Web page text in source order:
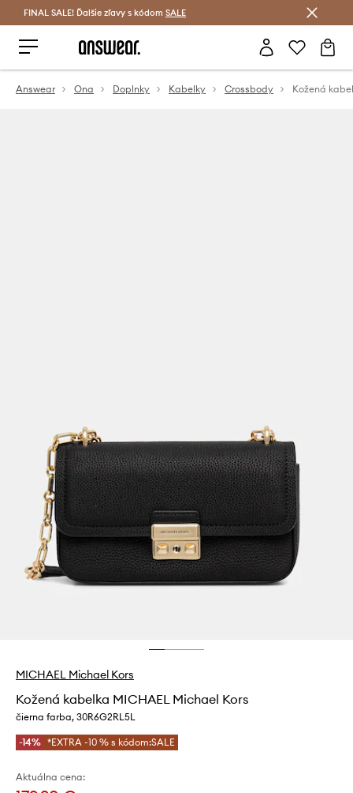
Šetrite s Answear Club >
FINAL SALE! Ďalšie zľavy s kódom SALE
Answear Ona Doplnky Kabelky Crossbody
MICHAEL Michael Kors
Kožená kabelka MICHAEL Michael Kors
čierna farba, 30R6G2RL5L
-14% *EXTRA -10 % s kódom:SALE
Aktuálna cena: